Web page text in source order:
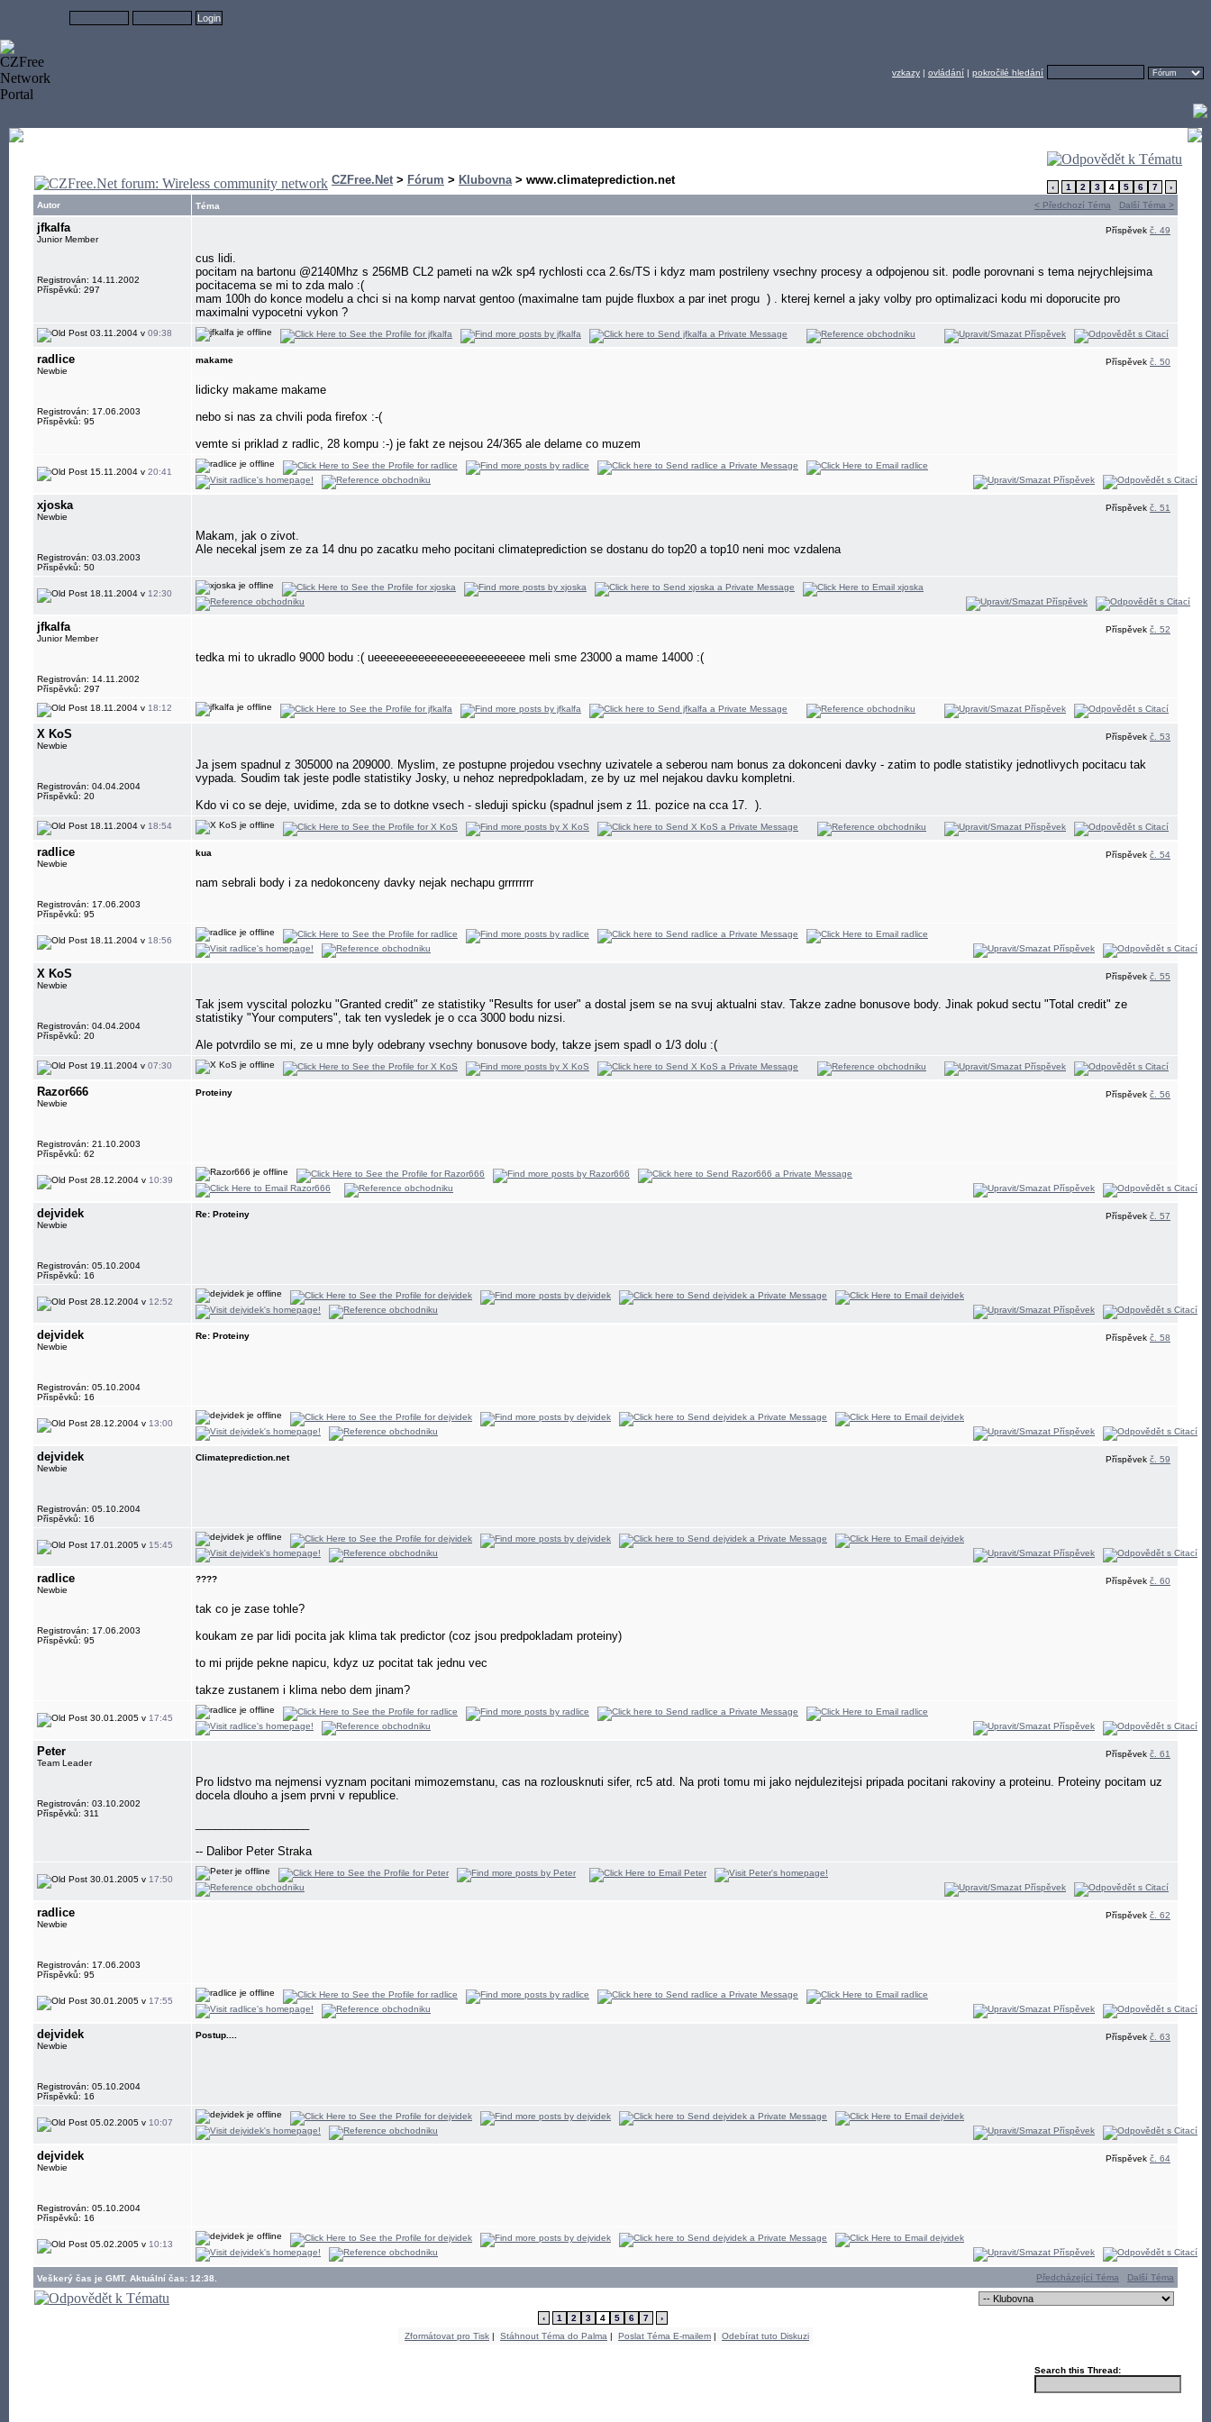
vzkazy | ovládání | pokročilé hledání
CZFree.Net > Fórum > Klubovna> www.climateprediction.net
‹ 1 2 3 4 5 6 7
›
Autor
Téma < Předchozí Téma Další Téma >
jfkalfa
Junior Member
Registrován: 14.11.2002
Příspěvků: 297
Příspěvek č. 49
cus lidi.
pocitam na bartonu @2140Mhz s 256MB CL2 pameti na w2k sp4 rychlosti cca 2.6s/TS i kdyz mam postrileny vsechny procesy a odpojenou sit. podle porovnani s tema nejrychlejsima
pocitacema se mi to zda malo :(
mam 100h do konce modelu a chci si na komp narvat gentoo (maximalne tam pujde fluxbox a par inet progu ) . kterej kernel a jaky volby pro optimalizaci kodu mi doporucite pro
maximalni vypocetni vykon ?
03.11.2004 v 09:38
radlice
Newbie
Registrován: 17.06.2003
Příspěvků: 95
makame Příspěvek č. 50
lidicky makame makame
nebo si nas za chvili poda firefox :-(
vemte si priklad z radlic, 28 kompu :-) je fakt ze nejsou 24/365 ale delame co muzem
15.11.2004 v 20:41
xjoska
Newbie
Registrován: 03.03.2003
Příspěvků: 50
Příspěvek č. 51
Makam, jak o zivot.
Ale necekal jsem ze za 14 dnu po zacatku meho pocitani climateprediction se dostanu do top20 a top10 neni moc vzdalena
18.11.2004 v 12:30
jfkalfa
Junior Member
Registrován: 14.11.2002
Příspěvků: 297
Příspěvek č. 52
tedka mi to ukradlo 9000 bodu :( ueeeeeeeeeeeeeeeeeeeeeeee meli sme 23000 a mame 14000 :(
18.11.2004 v 18:12
X KoS
Newbie
Registrován: 04.04.2004
Příspěvků: 20
Příspěvek č. 53
Ja jsem spadnul z 305000 na 209000. Myslim, ze postupne projedou vsechny uzivatele a seberou nam bonus za dokonceni davky - zatim to podle statistiky jednotlivych pocitacu tak
vypada. Soudim tak jeste podle statistiky Josky, u nehoz nepredpokladam, ze by uz mel nejakou davku kompletni.
Kdo vi co se deje, uvidime, zda se to dotkne vsech - sleduji spicku (spadnul jsem z 11. pozice na cca 17. ).
18.11.2004 v 18:54
radlice
Newbie
Registrován: 17.06.2003
Příspěvků: 95
kua Příspěvek č. 54
nam sebrali body i za nedokonceny davky nejak nechapu grrrrrrrr
18.11.2004 v 18:56
X KoS
Newbie
Registrován: 04.04.2004
Příspěvků: 20
Příspěvek č. 55
Tak jsem vyscital polozku "Granted credit" ze statistiky "Results for user" a dostal jsem se na svuj aktualni stav. Takze zadne bonusove body. Jinak pokud sectu "Total credit" ze
statistiky "Your computers", tak ten vysledek je o cca 3000 bodu nizsi.
Ale potvrdilo se mi, ze u mne byly odebrany vsechny bonusove body, takze jsem spadl o 1/3 dolu :(
19.11.2004 v 07:30
Razor666
Newbie
Registrován: 21.10.2003
Příspěvků: 62
Proteiny Příspěvek č. 56
28.12.2004 v 10:39
dejvidek
Newbie
Registrován: 05.10.2004
Příspěvků: 16
Re: Proteiny Příspěvek č. 57
28.12.2004 v 12:52
dejvidek
Newbie
Registrován: 05.10.2004
Příspěvků: 16
Re: Proteiny Příspěvek č. 58
28.12.2004 v 13:00
dejvidek
Newbie
Registrován: 05.10.2004
Příspěvků: 16
Climateprediction.net Příspěvek č. 59
17.01.2005 v 15:45
radlice
Newbie
Registrován: 17.06.2003
Příspěvků: 95
???? Příspěvek č. 60
tak co je zase tohle?
koukam ze par lidi pocita jak klima tak predictor (coz jsou predpokladam proteiny)
to mi prijde pekne napicu, kdyz uz pocitat tak jednu vec
takze zustanem i klima nebo dem jinam?
30.01.2005 v 17:45
Peter
Team Leader
Registrován: 03.10.2002
Příspěvků: 311
Příspěvek č. 61
Pro lidstvo ma nejmensi vyznam pocitani mimozemstanu, cas na rozlousknuti sifer, rc5 atd. Na proti tomu mi jako nejdulezitejsi pripada pocitani rakoviny a proteinu. Proteiny pocitam uz
docela dlouho a jsem prvni v republice.
-- Dalibor Peter Straka
30.01.2005 v 17:50
radlice
Newbie
Registrován: 17.06.2003
Příspěvků: 95
Příspěvek č. 62
30.01.2005 v 17:55
dejvidek
Newbie
Registrován: 05.10.2004
Příspěvků: 16
Postup.... Příspěvek č. 63
05.02.2005 v 10:07
dejvidek
Newbie
Registrován: 05.10.2004
Příspěvků: 16
Příspěvek č. 64
05.02.2005 v 10:13
Veškerý čas je GMT. Aktuální čas: 12:38. Předcházející Téma Další Téma
‹ 1 2 3 4 5 6 7
›
Zformátovat pro Tisk | Stáhnout Téma do Palma | Poslat Téma E-mailem | Odebírat tuto Diskuzi
Search this Thread: